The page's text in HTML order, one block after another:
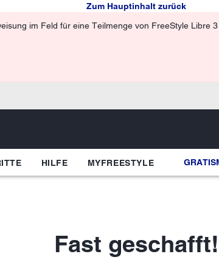
Zum Hauptinhalt zurück
im Feld für eine Teilmenge von FreeStyle Libre
HILFE MYFREESTYLE
Fast geschafft!